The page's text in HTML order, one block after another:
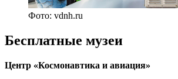
Фото: vdnh.ru
Бесплатные музеи
Центр «Космонавтика и авиация»